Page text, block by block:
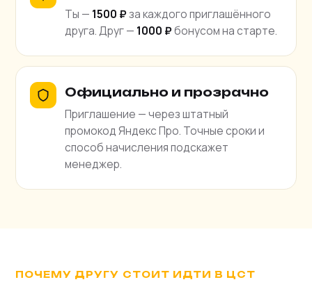
Ты — 1500 ₽за каждого приглашённого
друга. Друг — 1000 ₽бонусом на старте.
Официально и прозрачно
Приглашение — через штатный
промокод Яндекс Про. Точные сроки и
способ начисления подскажет
менеджер.
ПОЧЕМУ ДРУГУ СТОИТ ИДТИ В ЦСТ